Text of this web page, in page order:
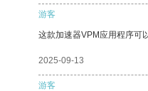
游客
这款加速器VPM应用程序可
2025-09-13
游客